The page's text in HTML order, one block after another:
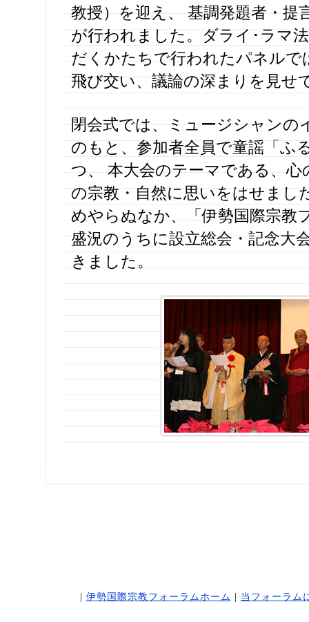
教授）を迎え、 基調発題者・提
が行われました。ダライ･ラマ
だくかたちで行われたパネルで
飛び交い、議論の深まりを見せ
閉会式では、ミュージシャンの
のもと、参加者全員で童謡「ふ
つ、 本大会のテーマである、
の宗教・自然に思いをはせまし
めやらぬなか、「伊勢国際宗教
盛況のうちに設立総会・記念大
きました。
伊勢国際宗教フォーラムホーム 当フォーラム